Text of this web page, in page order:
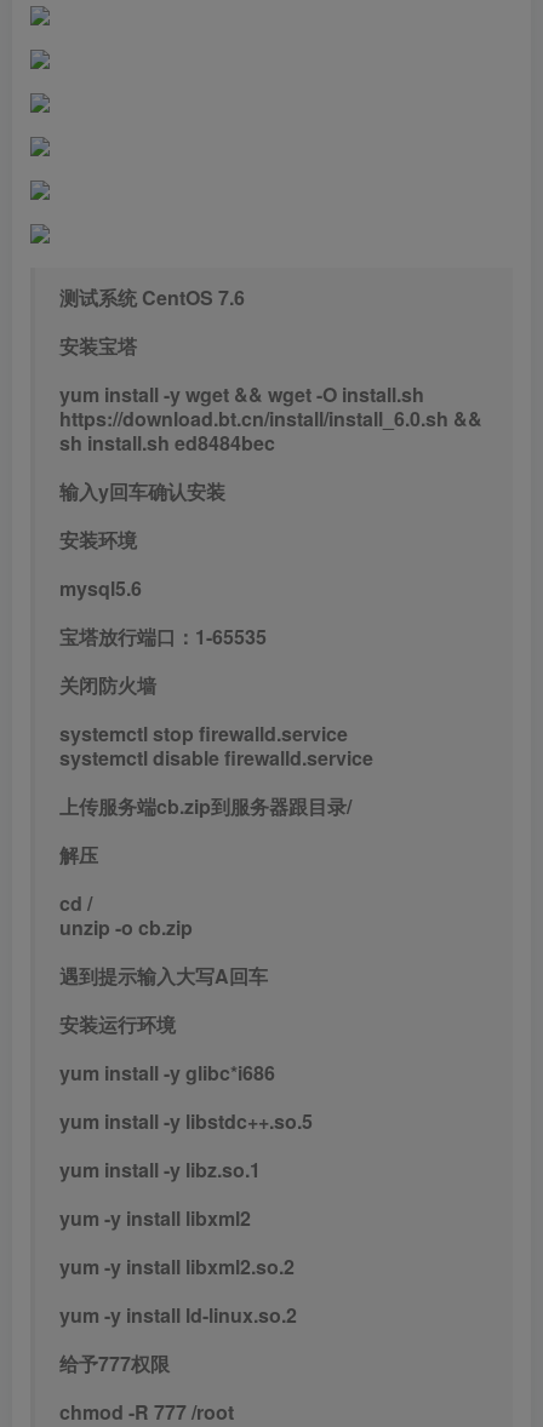
测试系统 CentOS 7.6
安装宝塔
yum install -y wget && wget -O install.sh
https://download.bt.cn/install/install_6.0.sh &&
sh install.sh ed8484bec
输入y回车确认安装
安装环境
mysql5.6
宝塔放行端口：1-65535
关闭防火墙
systemctl stop firewalld.service
systemctl disable firewalld.service
上传服务端cb.zip到服务器跟目录/
解压
cd /
unzip -o cb.zip
遇到提示输入大写A回车
安装运行环境
yum install -y glibc*i686
yum install -y libstdc++.so.5
yum install -y libz.so.1
yum -y install libxml2
yum -y install libxml2.so.2
yum -y install ld-linux.so.2
给予777权限
chmod -R 777 /root